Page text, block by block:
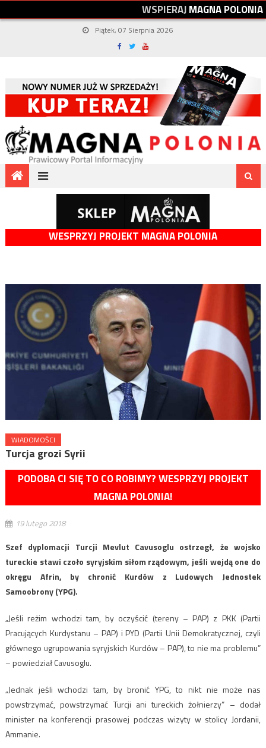
WSPIERAJMAGNAPOLONIA
Piątek, 07 Sierpnia 2026
WESPRZYJ PROJEKT MAGNA POLONIA
WIADOMOŚCI
Turcja grozi Syrii
PODOBA CI SIĘ TO CO ROBIMY? WESPRZYJ PROJEKT
MAGNA POLONIA!
19 lutego 2018
Szef dyplomacji Turcji Mevlut Cavusoglu ostrzegł, że wojsko
tureckie stawi czoło syryjskim siłom rządowym, jeśli wejdą one do
okręgu Afrin, by chronić Kurdów z Ludowych Jednostek
Samoobrony (YPG).
„Jeśli reżim wchodzi tam, by oczyścić (tereny – PAP) z PKK (Partii
Pracujących Kurdystanu – PAP) i PYD (Partii Unii Demokratycznej, czyli
głównego ugrupowania syryjskich Kurdów – PAP), to nie ma problemu”
– powiedział Cavusoglu.
„Jednak jeśli wchodzi tam, by bronić YPG, to nikt nie może nas
powstrzymać, powstrzymać Turcji ani tureckich żołnierzy” – dodał
minister na konferencji prasowej podczas wizyty w stolicy Jordanii,
Ammanie.